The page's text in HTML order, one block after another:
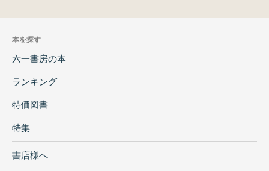
本を探す
六一書房の本
ランキング
特価図書
特集
書店様へ